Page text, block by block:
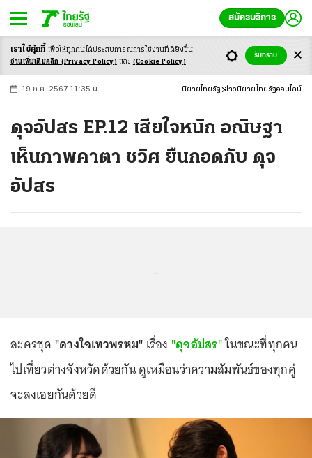
สมัครบริการ
-ก ก ก+
19 ก.ค. 2567 11:35 น. นิยายไทยรัฐ ข่าวนิยาย ไทยรัฐออนไลน์
ดุจอัปสร EP.12 เสียใจหนัก อณิษฐา
เห็นภาพคาตา ชวิศ ยืนกอดกับ ดุจ
อัปสร
ละครชุด "ดวงใจเทวพรหม" เรื่อง "ดุจอัปสร"ในขณะที่ทุกคน
ไปเที่ยวต่างจังหวัดด้วยกัน ดูเหมือนว่าความสัมพันธ์ของทุกคู่
จะลงเอยกันด้วยดี
เราใช้คุ้กกี้ เพื่อให้ทุกคนได้ประสบการณ์การใช้งานที่ดียิ่งขึ้น
อ่านเพิ่มเติมคลิก (Privacy Policy) และ (Cookie Policy)
รับทราบ